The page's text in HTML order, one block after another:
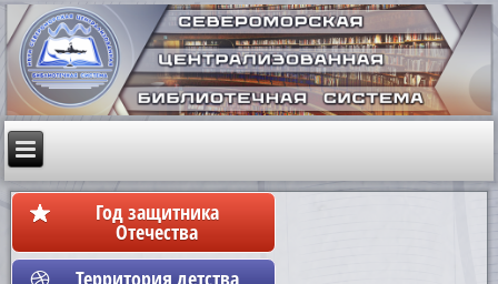
Год защитника
Отечества